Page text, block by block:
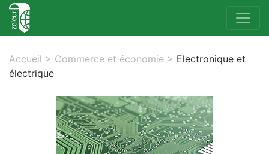
Accueil > Commerce et économie > Electronique et
électrique